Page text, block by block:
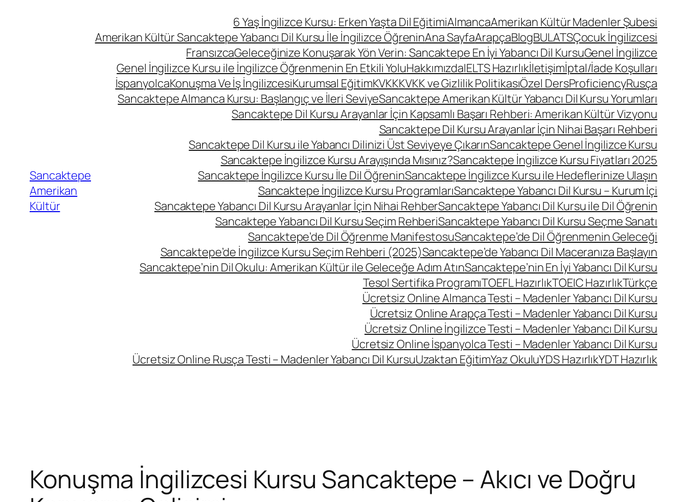
Sancaktepe
Amerikan
Kültür
6 Yaş İngilizce Kursu: Erken Yaşta Dil EğitimiAlmancaAmerikan Kültür Madenler Şubesi
Amerikan Kültür Sancaktepe Yabancı Dil Kursu İle İngilizce ÖğreninAna SayfaArapçaBlogBULATSÇocuk İngilizcesi
FransızcaGeleceğinize Konuşarak Yön Verin: Sancaktepe En İyi Yabancı Dil KursuGenel İngilizce
Genel İngilizce Kursu ile İngilizce Öğrenmenin En Etkili YoluHakkımızdaIELTS Hazırlıkİletişimİptal/İade Koşulları
İspanyolcaKonuşma Ve İş İngilizcesiKurumsal EğitimKVKKKVKK ve Gizlilik PolitikasıÖzel DersProficiencyRusça
Sancaktepe Almanca Kursu: Başlangıç ve İleri SeviyeSancaktepe Amerikan Kültür Yabancı Dil Kursu Yorumları
Sancaktepe Dil Kursu Arayanlar İçin Kapsamlı Başarı Rehberi: Amerikan Kültür Vizyonu
Sancaktepe Dil Kursu Arayanlar İçin Nihai Başarı Rehberi
Sancaktepe Dil Kursu ile Yabancı Dilinizi Üst Seviyeye ÇıkarınSancaktepe Genel İngilizce Kursu
Sancaktepe İngilizce Kursu Arayışında Mısınız?Sancaktepe İngilizce Kursu Fiyatları 2025
Sancaktepe İngilizce Kursu İle Dil ÖğreninSancaktepe İngilizce Kursu ile Hedeflerinize Ulaşın
Sancaktepe İngilizce Kursu ProgramlarıSancaktepe Yabancı Dil Kursu – Kurum İçi
Sancaktepe Yabancı Dil Kursu Arayanlar İçin Nihai RehberSancaktepe Yabancı Dil Kursu ile Dil Öğrenin
Sancaktepe Yabancı Dil Kursu Seçim RehberiSancaktepe Yabancı Dil Kursu Seçme Sanatı
Sancaktepe’de Dil Öğrenme ManifestosuSancaktepe’de Dil Öğrenmenin Geleceği
Sancaktepe’de İngilizce Kursu Seçim Rehberi (2025)Sancaktepe’de Yabancı Dil Maceranıza Başlayın
Sancaktepe’nin Dil Okulu: Amerikan Kültür ile Geleceğe Adım AtınSancaktepe’nin En İyi Yabancı Dil Kursu
Tesol Sertifika ProgramıTOEFL HazırlıkTOEIC HazırlıkTürkçe
Ücretsiz Online Almanca Testi – Madenler Yabancı Dil Kursu
Ücretsiz Online Arapça Testi – Madenler Yabancı Dil Kursu
Ücretsiz Online İngilizce Testi – Madenler Yabancı Dil Kursu
Ücretsiz Online İspanyolca Testi – Madenler Yabancı Dil Kursu
Ücretsiz Online Rusça Testi – Madenler Yabancı Dil KursuUzaktan EğitimYaz OkuluYDS HazırlıkYDT Hazırlık
Konuşma İngilizcesi Kursu Sancaktepe – Akıcı ve Doğru